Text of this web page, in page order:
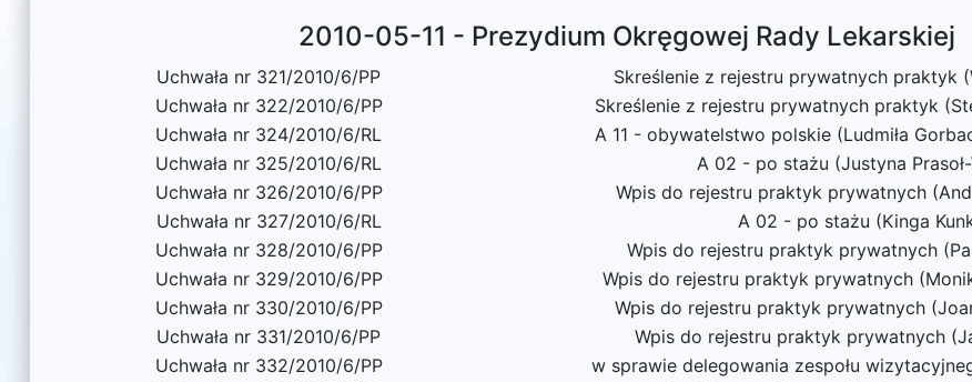
2010-05-11 - Prezydium Okręgowej Rady Lekarskiej
Uchwała nr 321/2010/6/PP
Skreślenie z rejestru prywatnych praktyk
Uchwała nr 322/2010/6/PP
Skreślenie z rejestru prywatnych praktyk
Uchwała nr 324/2010/6/RL
A 11 - obywatelstwo polskie (Ludmiła
Uchwała nr 325/2010/6/RL
A 02 - po stażu (Justyna
Uchwała nr 326/2010/6/PP
Wpis do rejestru praktyk prywatnych
Uchwała nr 327/2010/6/RL
A 02 - po stażu (Kinga
Uchwała nr 328/2010/6/PP
Wpis do rejestru praktyk prywatnych
Uchwała nr 329/2010/6/PP
Wpis do rejestru praktyk prywatnych
Uchwała nr 330/2010/6/PP
Wpis do rejestru praktyk prywatnych
Uchwała nr 331/2010/6/PP
Wpis do rejestru praktyk prywatnych
Uchwała nr 332/2010/6/PP
w sprawie delegowania zespołu